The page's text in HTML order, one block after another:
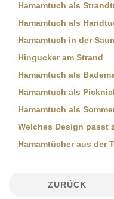
Hamamtuch als
Hamamtuch als
Hamamtuch in der
Hingucker am Strand
Hamamtuch als
Hamamtuch als
Hamamtuch als
Welches Design passt
Hamamtücher aus der
ZURÜCK